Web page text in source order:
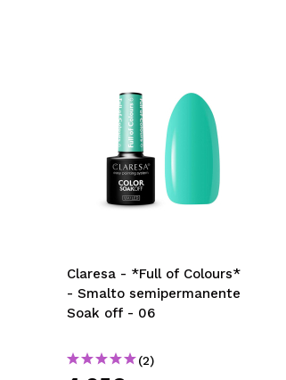
Claresa - *Full of Colours*
- Smalto semipermanente
Soak off - 06
(2)